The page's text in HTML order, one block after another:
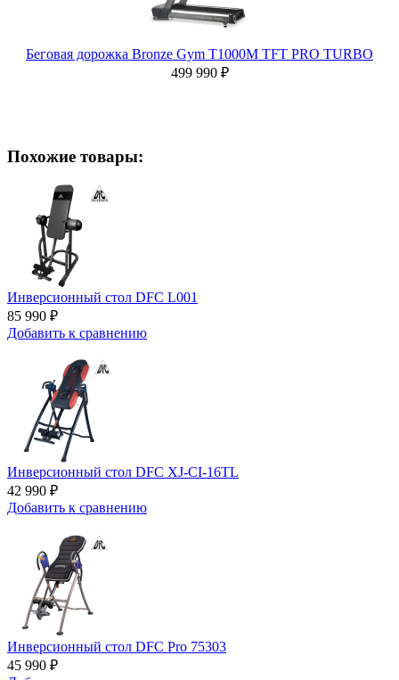
Беговая дорожка Bronze Gym T1000M TFT PRO TURBO
499 990 ₽
Похожие товары:
Инверсионный стол DFC L001
85 990 ₽
Добавить к сравнению
Инверсионный стол DFC XJ-CI-16TL
42 990 ₽
Добавить к сравнению
Инверсионный стол DFC Pro 75303
45 990 ₽